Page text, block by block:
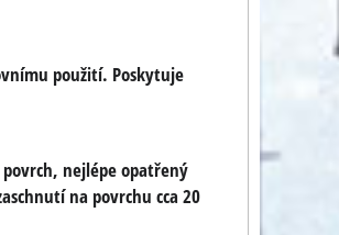
použití. Poskytuje
nejlépe opatřený
na povrchu cca 20